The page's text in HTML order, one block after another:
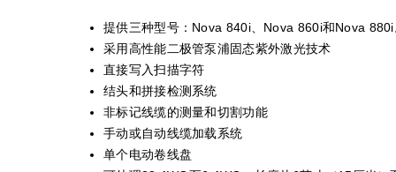
提供三种型号：Nova 840i、Nova 860i和Nova
采用高性能二极管泵浦固态紫外激光技术
直接写入扫描字符
结头和拼接检测系统
非标记线缆的测量和切割功能
手动或自动线缆加载系统
单个电动卷线盘